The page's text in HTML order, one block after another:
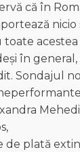
că în
toate
în
Sondajul
de plată